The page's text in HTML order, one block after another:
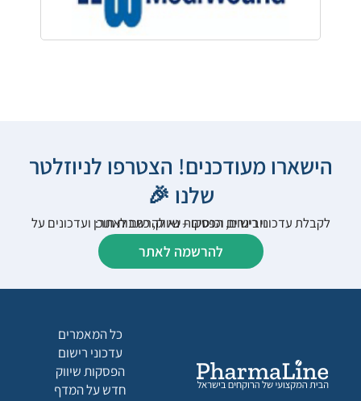
הישארו מעודכנים! הצטרפו לניוזלטר
שלנו 🎉
לקבלת עדכוני רישום, הפסקות שיווק, כתבות תוכן ועדכונים על וובינרים וכנסים – נא להרשם לאתר:
להרשמה לאתר
כל המאמרים
עדכוני רישום
הפסקות שיווק
חדש על המדף